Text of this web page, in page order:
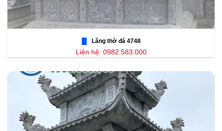
Lăng thờ đá 4748
Liên hệ: 0982.583.000